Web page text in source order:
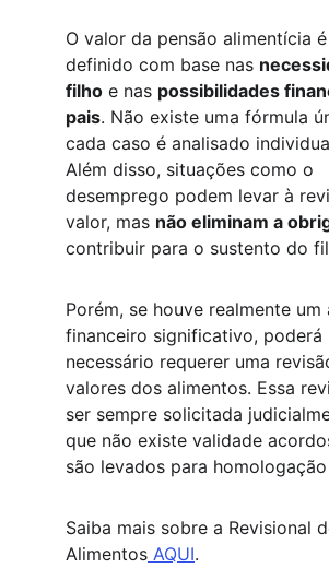
O valor da pensão alimentícia
definido com base nas
filho e nas possibilidades
pais. Não existe uma fórmula
cada caso é analisado
Além disso, situações como o
desemprego podem levar à
valor, mas não eliminam a
contribuir para o sustento do
Porém, se houve realmente um
financeiro significativo, poderá
necessário requerer uma
valores dos alimentos. Essa
ser sempre solicitada
que não existe validade
são levados para
Saiba mais sobre a Revisional
Alimentos AQUI.